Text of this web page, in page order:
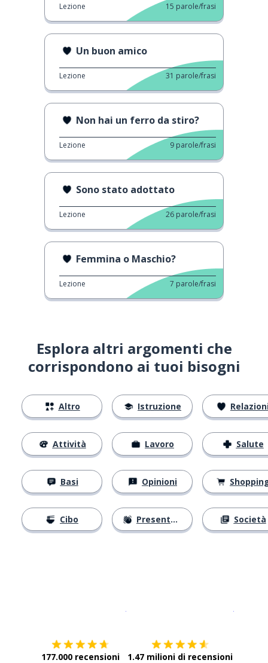
Lezione 15 parole/frasi
Un buon amico
Lezione 31 parole/frasi
Non hai un ferro da stiro?
Lezione 9 parole/frasi
Sono stato adottato
Lezione 26 parole/frasi
Femmina o Maschio?
Lezione 7 parole/frasi
Esplora altri argomenti che
corrispondono ai tuoi bisogni
Altro
Attività
Basi
Cibo
Istruzione
Lavoro
Opinioni
Presentarsi
Salute
Società
177.000 recensioni 1.47 milioni di recensioni